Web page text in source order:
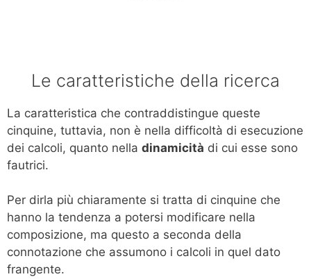
Le caratteristiche della ricerca
La caratteristica che contraddistingue queste
cinquine, tuttavia, non è nella difficoltà di esecuzione
dei calcoli, quanto nella dinamicità di cui esse sono
fautrici.
Per dirla più chiaramente si tratta di cinquine che
hanno la tendenza a potersi modificare nella
composizione, ma questo a seconda della
connotazione che assumono i calcoli in quel dato
frangente.